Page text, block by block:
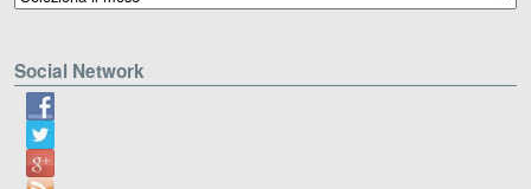
Social Network